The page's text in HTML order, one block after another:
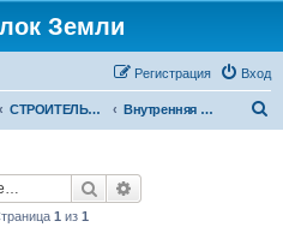
Земли
Вход
Регистрация
СТРОИТЕЛЬСТВО ДОМА Внутренняя отделка
Поиск
1 из 1